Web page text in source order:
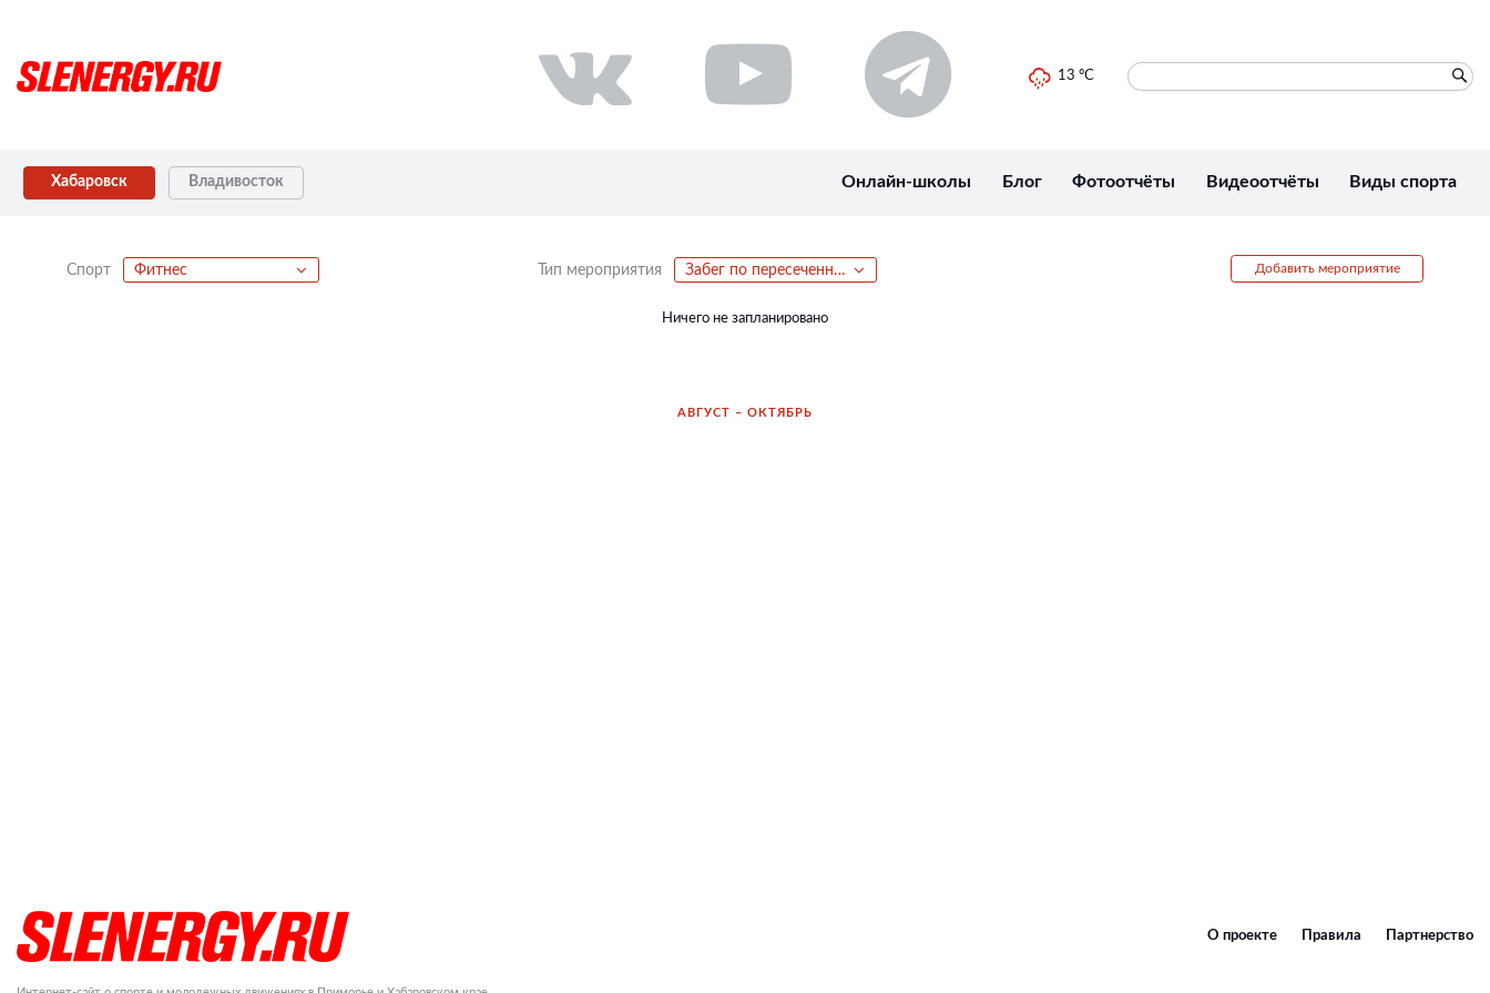
13 °C
Хабаровск Владивосток Онлайн-школы Блог Фотоотчёты Видеоотчёты Виды спорта
Спорт Фитнес Тип мероприятия Забег по пересеченной местности Добавить мероприятие
Ничего не запланировано
АВГУСТ – ОКТЯБРЬ
О проекте Правила Партнерство